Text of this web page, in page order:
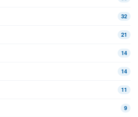
32
21
14
14
11
9